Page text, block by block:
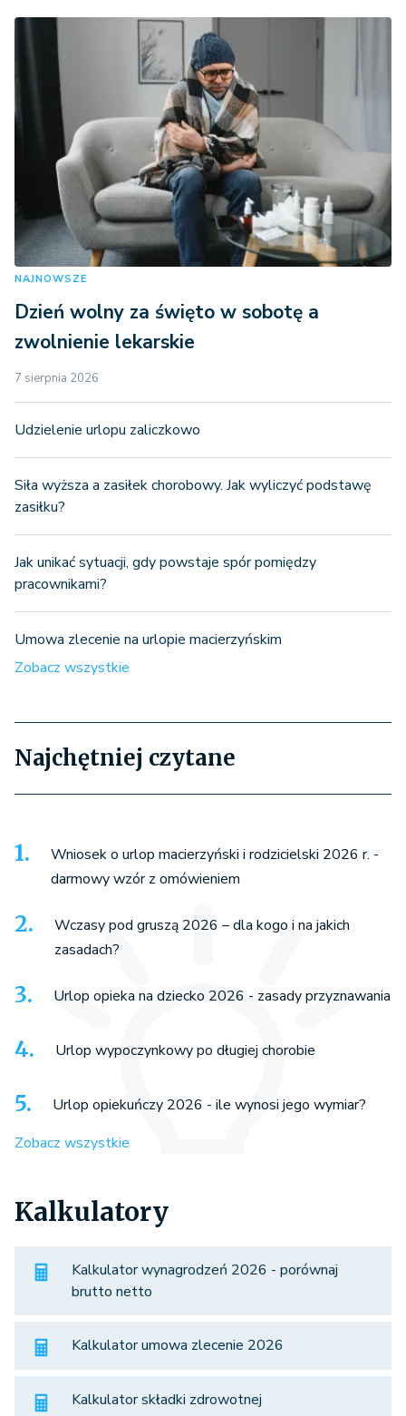
NAJNOWSZE
Dzień wolny za święto w sobotę a
zwolnienie lekarskie
7 sierpnia 2026
Udzielenie urlopu zaliczkowo
Siła wyższa a zasiłek chorobowy. Jak wyliczyć podstawę
zasiłku?
Jak unikać sytuacji, gdy powstaje spór pomiędzy
pracownikami?
Umowa zlecenie na urlopie macierzyńskim
Zobacz wszystkie
Najchętniej czytane
Wniosek o urlop macierzyński i rodzicielski 2026 r. -
darmowy wzór z omówieniem
Wczasy pod gruszą 2026 – dla kogo i na jakich
zasadach?
Urlop opieka na dziecko 2026 - zasady przyznawania
Urlop wypoczynkowy po długiej chorobie
Urlop opiekuńczy 2026 - ile wynosi jego wymiar?
Zobacz wszystkie
Kalkulatory
Kalkulator wynagrodzeń 2026 - porównaj
brutto netto
Kalkulator umowa zlecenie 2026
Kalkulator składki zdrowotnej